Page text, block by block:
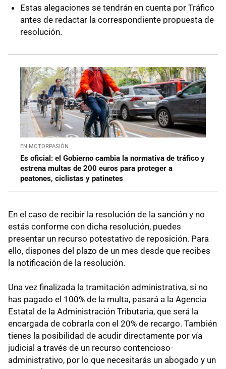
Estas alegaciones se tendrán en cuenta por Tráfico
antes de redactar la correspondiente propuesta de
resolución.
EN MOTORPASIÓN
Es oficial: el Gobierno cambia la normativa de tráfico y
estrena multas de 200 euros para proteger a
peatones, ciclistas y patinetes
En el caso de recibir la resolución de la sanción y no
estás conforme con dicha resolución, puedes
presentar un recurso potestativo de reposición. Para
ello, dispones del plazo de un mes desde que recibes
la notificación de la resolución.
Una vez finalizada la tramitación administrativa, si no
has pagado el 100% de la multa, pasará a la Agencia
Estatal de la Administración Tributaria, que será la
encargada de cobrarla con el 20% de recargo. También
tienes la posibilidad de acudir directamente por vía
judicial a través de un recurso contencioso-
administrativo, por lo que necesitarás un abogado y un